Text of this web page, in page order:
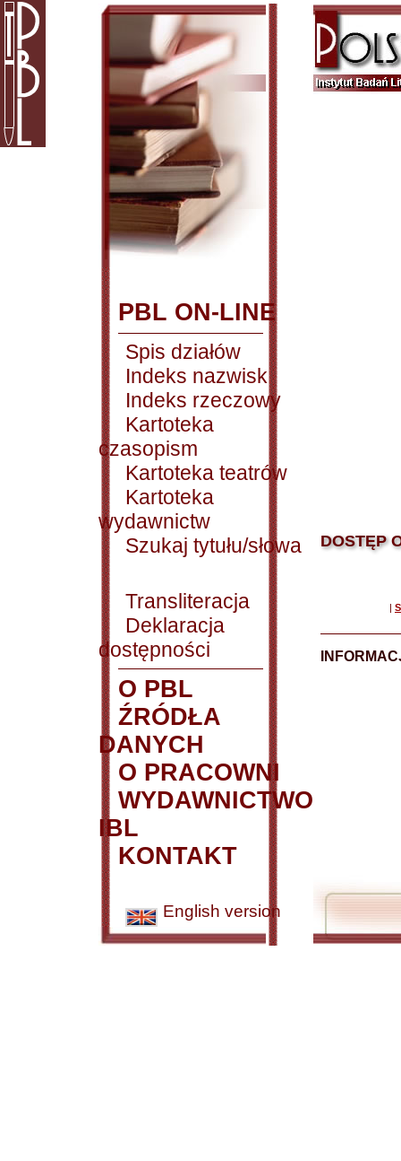
PBL ON-LINE
Spis działów
Indeks nazwisk
Indeks rzeczowy
Kartoteka
czasopism
Kartoteka teatrów
Kartoteka
wydawnictw
Szukaj tytułu/słowa
Transliteracja
Deklaracja
dostępności
O PBL
ŹRÓDŁA
DANYCH
O PRACOWNI
WYDAWNICTWO
IBL
KONTAKT
English version
DOSTĘP
|